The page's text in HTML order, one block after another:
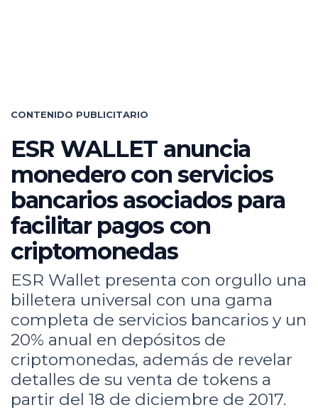
CONTENIDO PUBLICITARIO
ESR WALLET anuncia
monedero con servicios
bancarios asociados para
facilitar pagos con
criptomonedas
ESR Wallet presenta con orgullo una
billetera universal con una gama
completa de servicios bancarios y un
20% anual en depósitos de
criptomonedas, además de revelar
detalles de su venta de tokens a
partir del 18 de diciembre de 2017.